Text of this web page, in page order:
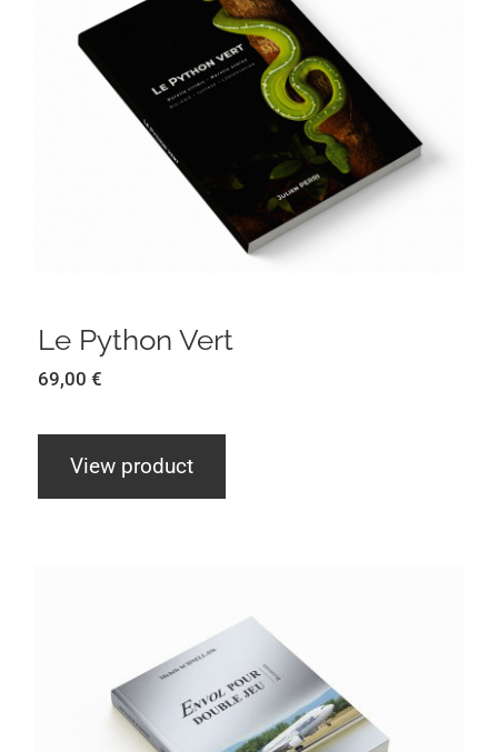
Le Python Vert
Le Python Vert
69,00€
View product
Envol pour Double Jeu